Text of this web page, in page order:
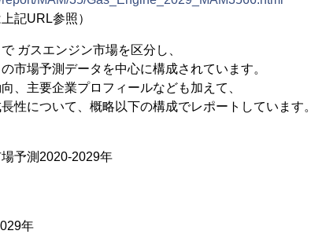
記URL参照）
ガスエンジン市場を区分し、
市場予測データを中心に構成されています。
、主要企業プロフィールなども加えて、
性について、概略以下の構成でレポートしています。
予測2020-2029年
年